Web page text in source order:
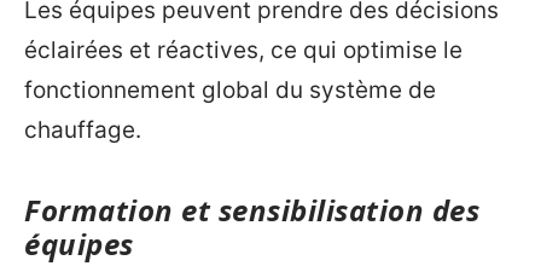
Les équipes peuvent prendre des décisions
éclairées et réactives, ce qui optimise le
fonctionnement global du système de
chauffage.
Formation et sensibilisation des
équipes